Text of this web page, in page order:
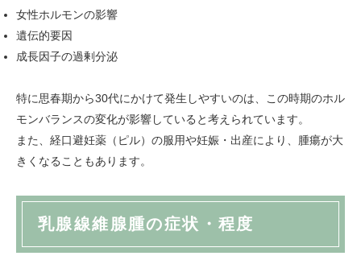
女性ホルモンの影響
遺伝的要因
成長因子の過剰分泌
特に思春期から30代にかけて発生しやすいのは、この時期のホル
モンバランスの変化が影響していると考えられています。
また、経口避妊薬（ピル）の服用や妊娠・出産により、腫瘍が大
きくなることもあります。
乳腺線維腺腫の症状・程度